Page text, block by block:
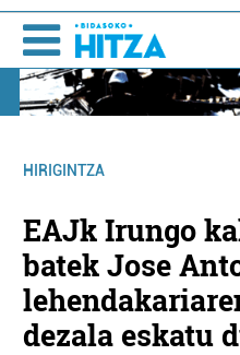
HIRIGINTZA
EAJk Irungo
batek Jose
dezala eskatu